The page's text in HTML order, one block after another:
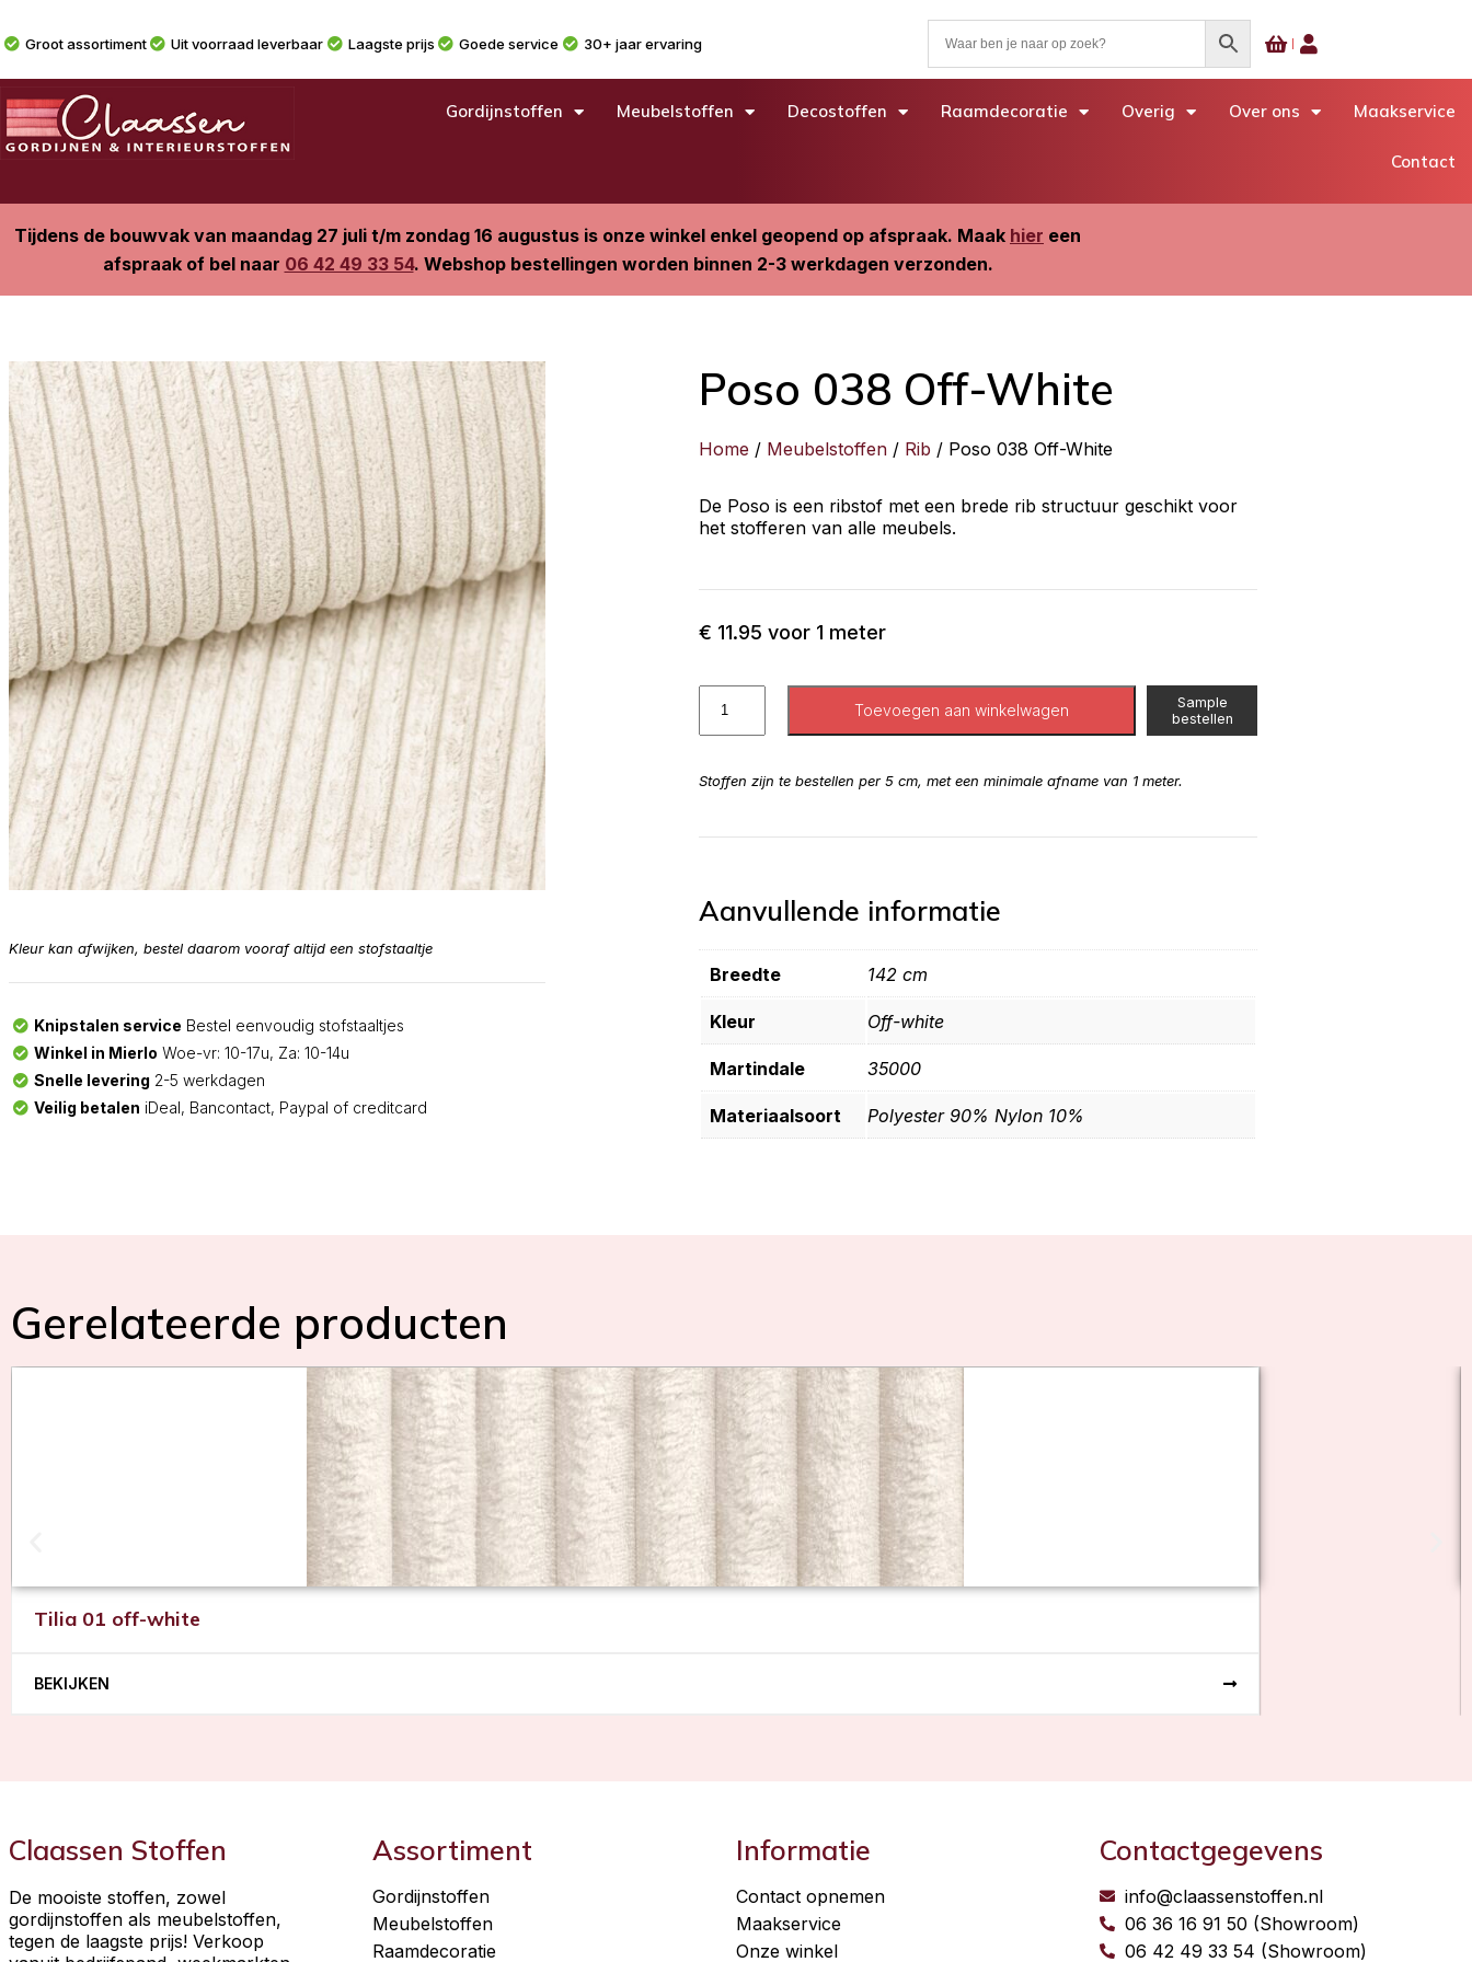
Groot assortiment Uit voorraad leverbaar Laagste prijs Goede service 30+ jaar ervaring
Gordijnstoffen Meubelstoffen Decostoffen Raamdecoratie Overig Over ons Maakservice
Contact
Tijdens de bouwvak van maandag 27 juli t/m zondag 16 augustus is onze winkel enkel geopend op afspraak. Maak hier een
afspraak of bel naar 06 42 49 33 54. Webshop bestellingen worden binnen 2-3 werkdagen verzonden.
Kleur kan afwijken, bestel daarom vooraf altijd een stofstaaltje
Knipstalen service Bestel eenvoudig stofstaaltjes
Winkel in Mierlo Woe-vr: 10-17u, Za: 10-14u
Snelle levering 2-5 werkdagen
Veilig betalen iDeal, Bancontact, Paypal of creditcard
Poso 038 Off-White
Home / Meubelstoffen / Rib / Poso 038 Off-White
De Poso is een ribstof met een brede rib structuur geschikt voor
het stofferen van alle meubels.
€ 11.95 voor 1 meter
Toevoegen aan winkelwagen
Sample
bestellen
Stoffen zijn te bestellen per 5 cm, met een minimale afname van 1 meter.
Aanvullende informatie
Breedte 142 cm
Kleur Off-white
Martindale 35000
Materiaalsoort Polyester 90% Nylon 10%
Gerelateerde producten
Tilia 01 off-white
BEKIJKEN
Claassen Stoffen
De mooiste stoffen, zowel
gordijnstoffen als meubelstoffen,
tegen de laagste prijs! Verkoop
Assortiment
Gordijnstoffen
Meubelstoffen
Raamdecoratie
Informatie
Contact opnemen
Maakservice
Onze winkel
Contactgegevens
info@claassenstoffen.nl
06 36 16 91 50 (Showroom)
06 42 49 33 54 (Showroom)